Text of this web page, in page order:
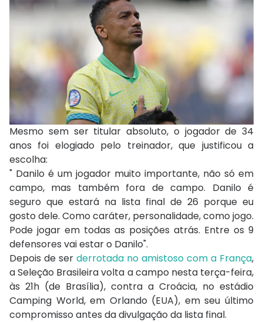
Mesmo sem ser titular absoluto, o jogador de 34
anos foi elogiado pelo treinador, que justificou a
escolha:
" Danilo é um jogador muito importante, não só em
campo, mas também fora de campo. Danilo é
seguro que estará na lista final de 26 porque eu
gosto dele. Como caráter, personalidade, como jogo.
Pode jogar em todas as posições atrás. Entre os 9
defensores vai estar o Danilo".
Depois de ser derrotada no amistoso com a França,
a Seleção Brasileira volta a campo nesta terça-feira,
às 21h (de Brasília), contra a Croácia, no estádio
Camping World, em Orlando (EUA), em seu último
compromisso antes da divulgação da lista final.